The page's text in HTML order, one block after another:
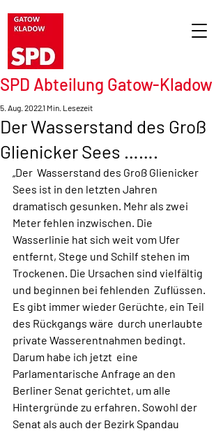
SPD Abteilung Gatow-Kladow
Der Wasserstand des Groß
Glienicker Sees …….
5. Aug. 20221 Min. Lesezeit
„Der  Wasserstand des Groß Glienicker
Sees ist in den letzten Jahren
dramatisch gesunken. Mehr als zwei
Meter fehlen inzwischen. Die
Wasserlinie hat sich weit vom Ufer
entfernt, Stege und Schilf stehen im
Trockenen. Die Ursachen sind vielfältig
und beginnen bei fehlenden  Zuflüssen.
Es gibt immer wieder Gerüchte, ein Teil
des Rückgangs wäre  durch unerlaubte
private Wasserentnahmen bedingt.
Darum habe ich jetzt  eine
Parlamentarische Anfrage an den
Berliner Senat gerichtet, um alle
Hintergründe zu erfahren. Sowohl der
Senat als auch der Bezirk Spandau